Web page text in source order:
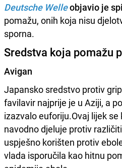
Deutsche Welleobjavio je
pomažu, onih koja nisu
sporna.
Sredstva koja pomažu
Avigan
Japansko sredstvo protiv
favilavir najprije je u Aziji, a
izazvalo euforiju.Ovaj lijek
navodno djeluje protiv
uspješno korišten protiv
vlada isporučila kao hitnu